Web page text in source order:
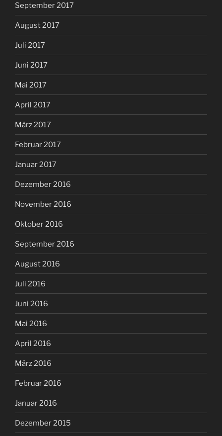
September 2017
August 2017
Juli 2017
Juni 2017
Mai 2017
April 2017
März 2017
Februar 2017
Januar 2017
Dezember 2016
November 2016
Oktober 2016
September 2016
August 2016
Juli 2016
Juni 2016
Mai 2016
April 2016
März 2016
Februar 2016
Januar 2016
Dezember 2015